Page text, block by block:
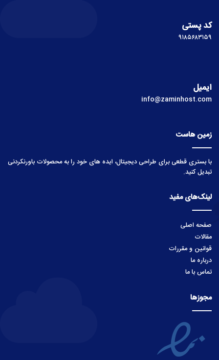
کد پستی
۹۱۸۵۶۸۳۱۵۹
ایمیل
info@zaminhost.com
زمین هاست
با بستری قطعی برای طراحی دیجیتال، ایده های خود را به محصولات باورنکردنی
تبدیل کنید.
لینک‌های مفید
صفحه اصلی
مقالات
قوانین و مقررات
درباره ما
تماس با ما
مجوزها